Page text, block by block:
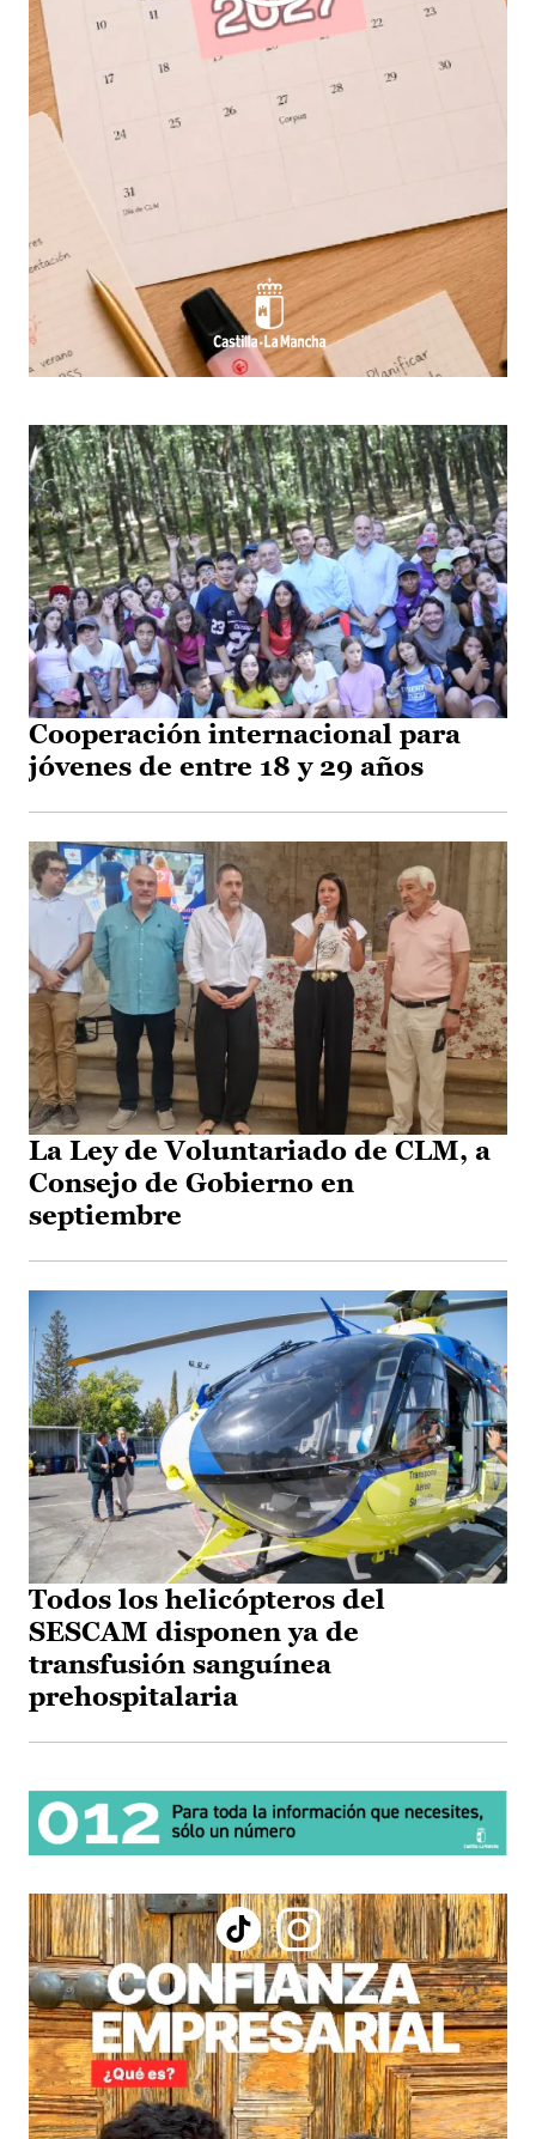
Cooperación internacional para
jóvenes de entre 18 y 29 años
La Ley de Voluntariado de CLM, a
Consejo de Gobierno en
septiembre
Todos los helicópteros del
SESCAM disponen ya de
transfusión sanguínea
prehospitalaria